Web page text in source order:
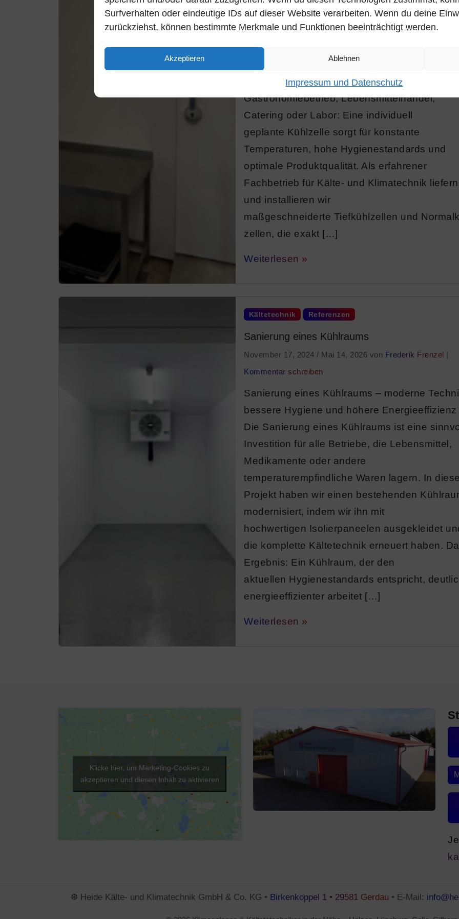
Surfverhalten oder eindeutige IDs auf dieser Website verarbeiten. Wenn du deine
zurückziehst, können bestimmte Merkmale und Funktionen beeinträchtigt werden.
Akzeptieren Ablehnen
Impressum und Datenschutz
Kühlung für Gastronomie, Handel und
Moderne Tiefkühl- und Normalkühlzellen sind
Herzstück einer zuverlässigen und
energieeffizienten Lagerung von Lebensmitteln
und temperaturempfindlichen Produkten. Ob
Gastronomiebetrieb, Lebensmittelhandel,
Catering oder Labor: Eine individuell
geplante Kühlzelle sorgt für konstante
Temperaturen, hohe Hygienestandards und
optimale Produktqualität. Als erfahrener
Fachbetrieb für Kälte- und Klimatechnik liefern
und installieren wir
maßgeschneiderte Tiefkühlzellen und
zellen, die exakt […]
Weiterlesen »
Kältetechnik Referenzen
Sanierung eines Kühlraums
November 17, 2024 / Mai 14, 2026 von Frederik Frenzel |
Kommentar schreiben
Sanierung eines Kühlraums – moderne
bessere Hygiene und höhere Energieeffizienz
Die Sanierung eines Kühlraums ist eine
Investition für alle Betriebe, die Lebensmittel,
Medikamente oder andere
temperaturempfindliche Waren lagern. In
Projekt haben wir einen bestehenden
modernisiert, indem wir ihn mit
hochwertigen Isolierpaneelen ausgekleidet
die komplette Kältetechnik erneuert haben.
Ergebnis: Ein Kühlraum, der den
aktuellen Hygienestandards entspricht,
energieeffizienter arbeitet […]
Weiterlesen »
Klicke hier, um Marketing-Cookies zu
akzeptieren und diesen Inhalt zu aktivieren
❆ Heide Kälte- und Klimatechnik GmbH & Co. KG • Birkenkoppel 1 • 29581 Gerdau • E-Mail: